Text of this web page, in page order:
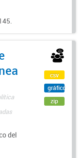
del
csv
gráfico
zip